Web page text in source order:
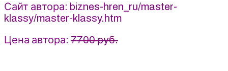
2022
-
Громов
Сайт автора: biznes-hren_ru/master-
klassy/master-klassy.htm
Цена автора: 7700 руб.